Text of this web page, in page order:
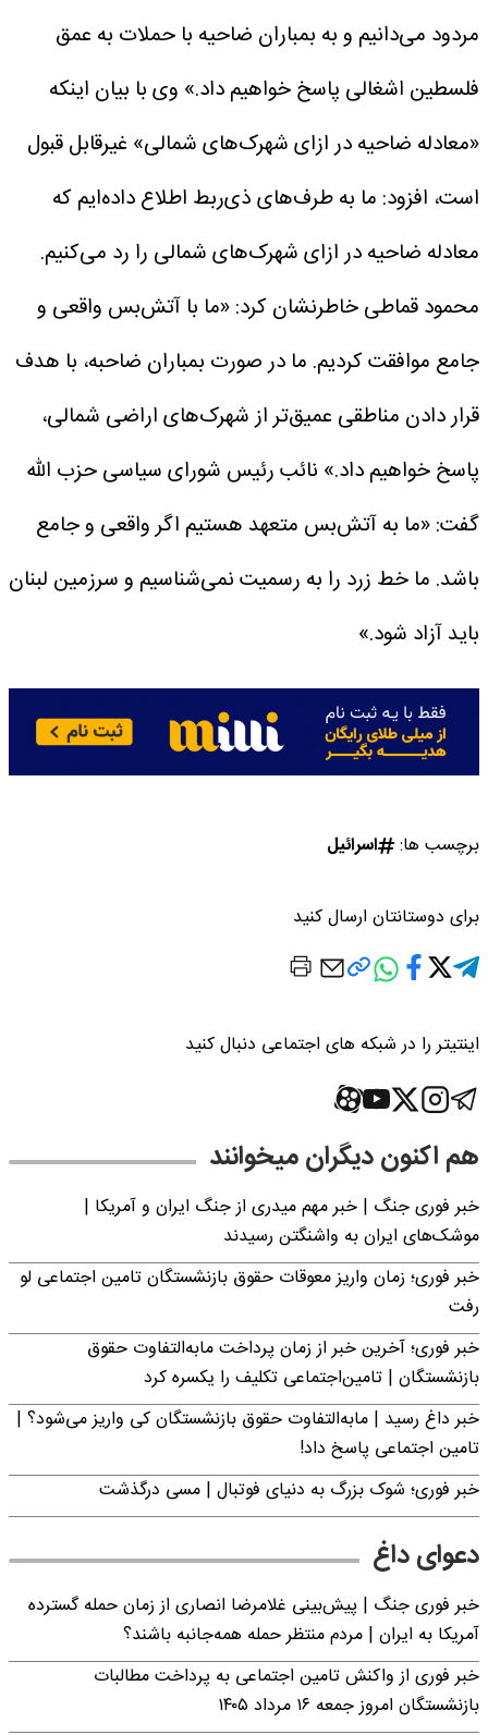
مردود می‌دانیم و به بمباران ضاحیه با حملات به عمق
فلسطین اشغالی پاسخ خواهیم داد.» وی با بیان اینکه
«معادله ضاحیه در ازای شهرک‌های شمالی» غیرقابل قبول
است، افزود: ما به طرف‌های ذی‌ربط اطلاع داده‌ایم که
معادله ضاحیه در ازای شهرک‌های شمالی را رد می‌کنیم.
محمود قماطی خاطرنشان کرد: «ما با آتش‌بس واقعی و
جامع موافقت کردیم. ما در صورت بمباران ضاحبه، با هدف
قرار دادن مناطقی عمیق‌تر از شهرک‌های اراضی شمالی،
پاسخ خواهیم داد.» نائب رئیس شورای سیاسی حزب الله
گفت: «ما به آتش‌بس متعهد هستیم اگر واقعی و جامع
باشد. ما خط زرد را به رسمیت نمی‌شناسیم و سرزمین لبنان
باید آزاد شود.»
برچسب ها: اسرائیل
برای دوستانتان ارسال کنید
اینتیتر را در شبکه های اجتماعی دنبال کنید
هم اکنون دیگران میخوانند
خبر فوری جنگ | خبر مهم میدری از جنگ ایران و آمریکا |
موشک‌های ایران به واشنگتن رسیدند
خبر فوری؛ زمان واریز معوقات حقوق بازنشستگان تامین اجتماعی لو
رفت
خبر فوری؛ آخرین خبر از زمان پرداخت مابه‌التفاوت حقوق
بازنشستگان | تامین‌اجتماعی تکلیف را یکسره کرد
خبر داغ رسید | مابه‌التفاوت حقوق بازنشستگان کی واریز می‌شود؟ |
تامین اجتماعی پاسخ داد!
خبر فوری؛‌ شوک بزرگ به دنیای فوتبال | مسی درگذشت
دعوای داغ
خبر فوری جنگ | پیش‌بینی غلامرضا انصاری از زمان حمله گسترده
آمریکا به ایران | مردم منتظر حمله همه‌جانبه باشند؟
خبر فوری از واکنش تامین اجتماعی به پرداخت مطالبات
بازنشستگان امروز جمعه ۱۶ مرداد ۱۴۰۵